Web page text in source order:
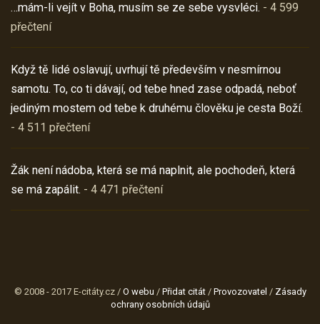
…mám-li vejít v Boha, musím se ze sebe vysvléci. - 4 599
přečtení
Když tě lidé oslavují, uvrhují tě především v nesmírnou
samotu. To, co ti dávají, od tebe hned zase odpadá, neboť
jediným mostem od tebe k druhému člověku je cesta Boží.
- 4 511 přečtení
Žák není nádoba, která se má naplnit, ale pochodeň, která
se má zapálit. - 4 471 přečtení
© 2008 - 2017 E-citáty.cz / O webu / Přidat citát/ Provozovatel / Zásady
ochrany osobních údajů